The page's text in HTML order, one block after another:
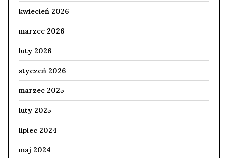
kwiecień 2026
marzec 2026
luty 2026
styczeń 2026
marzec 2025
luty 2025
lipiec 2024
maj 2024